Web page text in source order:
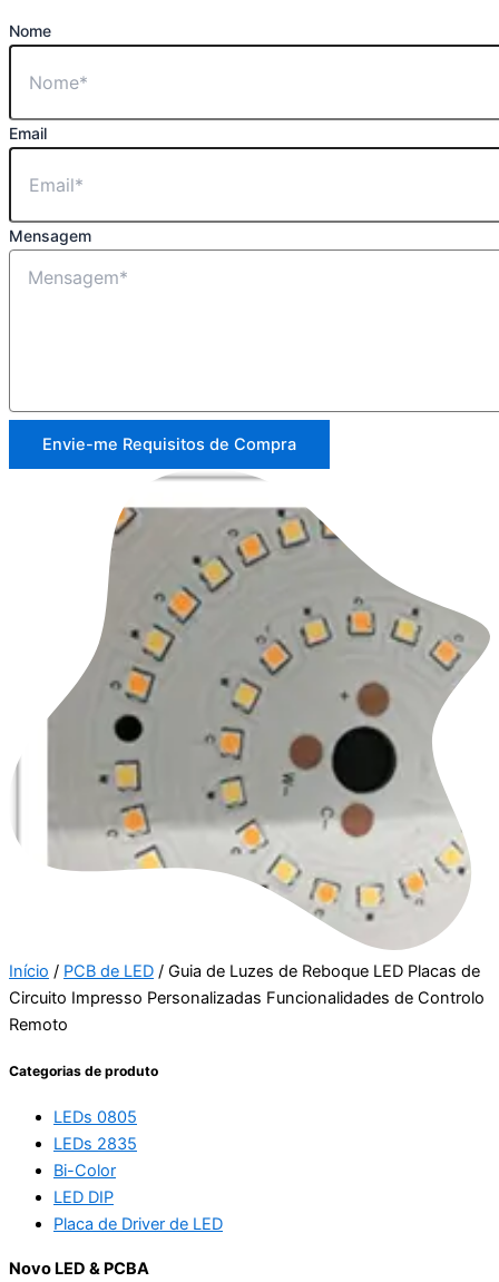
Nome
Email
Mensagem
Envie-me Requisitos de Compra
Início / PCB de LED / Guia de Luzes de Reboque LED Placas de
Circuito Impresso Personalizadas Funcionalidades de Controlo
Remoto
Categorias de produto
LEDs 0805
LEDs 2835
Bi-Color
LED DIP
Placa de Driver de LED
Novo LED & PCBA